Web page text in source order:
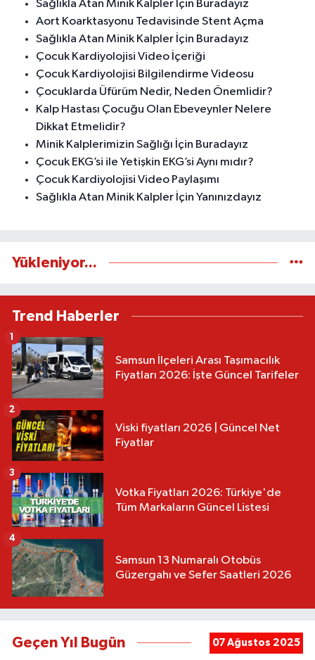
Sağlıkla Atan Minik Kalpler İçin Buradayız
Aort Koarktasyonu Tedavisinde Stent Açma
Sağlıkla Atan Minik Kalpler İçin Buradayız
Çocuk Kardiyolojisi Video İçeriği
Çocuk Kardiyolojisi Bilgilendirme Videosu
Çocuklarda Üfürüm Nedir, Neden Önemlidir?
Kalp Hastası Çocuğu Olan Ebeveynler Nelere
Dikkat Etmelidir?
Minik Kalplerimizin Sağlığı İçin Buradayız
Çocuk EKG’si ile Yetişkin EKG’si Aynı mıdır?
Çocuk Kardiyolojisi Video Paylaşımı
Sağlıkla Atan Minik Kalpler İçin Yanınızdayız
Yükleniyor...
Trend Haberler
Samsun İlçeleri Arası Taşımacılık
Fiyatları 2026: İşte Güncel Tarifeler
1
Viski fiyatları 2026 | Güncel Net
Fiyatlar
2
Votka Fiyatları 2026: Türkiye'de
Tüm Markaların Güncel Listesi
3
Samsun 13 Numaralı Otobüs
Güzergahı ve Sefer Saatleri 2026
4
Geçen Yıl Bugün 07 Ağustos 2025